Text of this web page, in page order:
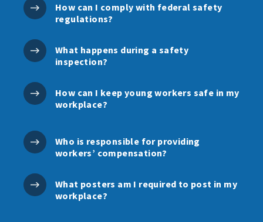
How can I comply with federal safety
regulations?
What happens during a safety
inspection?
How can I keep young workers safe in my
workplace?
Who is responsible for providing
workers’ compensation?
What posters am I required to post in my
workplace?